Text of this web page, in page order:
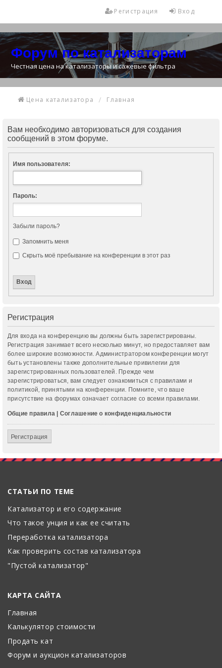
Вход
Регистрация
Форум по катализаторам
Честная цена на катализаторы и сажевые фильтра
Цена катализатора Главная
Вам необходимо авторизоваться для создания
сообщений в этом форуме.
Имя пользователя:
Пароль:
Забыли пароль?
Запомнить меня
Скрыть моё пребывание на конференции в этот раз
Регистрация
Для входа на конференцию вы должны быть зарегистрированы.
Регистрация занимает всего несколько минут, но предоставляет вам
более широкие возможности. Администратором конференции могут
быть установлены также дополнительные привилегии для
зарегистрированных пользователей. Прежде чем
зарегистрироваться, вам следует ознакомиться с правилами и
политикой, принятыми на конференции. Помните, что ваше
присутствие на форумах означает согласие со всеми правилами.
Общие правила | Соглашение о конфиденциальности
Регистрация
СТАТЬИ ПО ТЕМЕ
Катализатор и его содержание
Что такое унция и как ее считать
Переработка катализатора
Как проверить состав катализатора
"Пустой катализатор"
КАРТА САЙТА
Главная
Калькулятор стоимости
Продать кат
Форум и аукцион катализаторов